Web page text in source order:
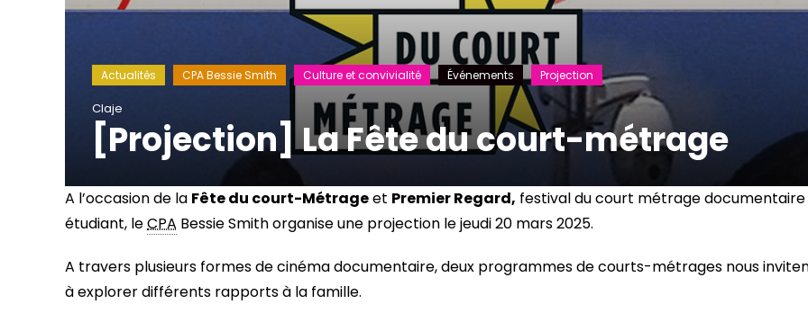
Actualités CPA Bessie Smith Culture et convivialité Événements Projection
Claje
[Projection] La Fête du court-métrage
A l’occasion de la Fête du court-Métrageet Premier Regard, festival du court métrage documentaire
étudiant, leCPA Bessie Smith organise une projection le jeudi 20 mars 2025.
A travers plusieurs formes de cinéma documentaire, deux programmes de courts-métrages nous
à explorer différents rapports à la famille.